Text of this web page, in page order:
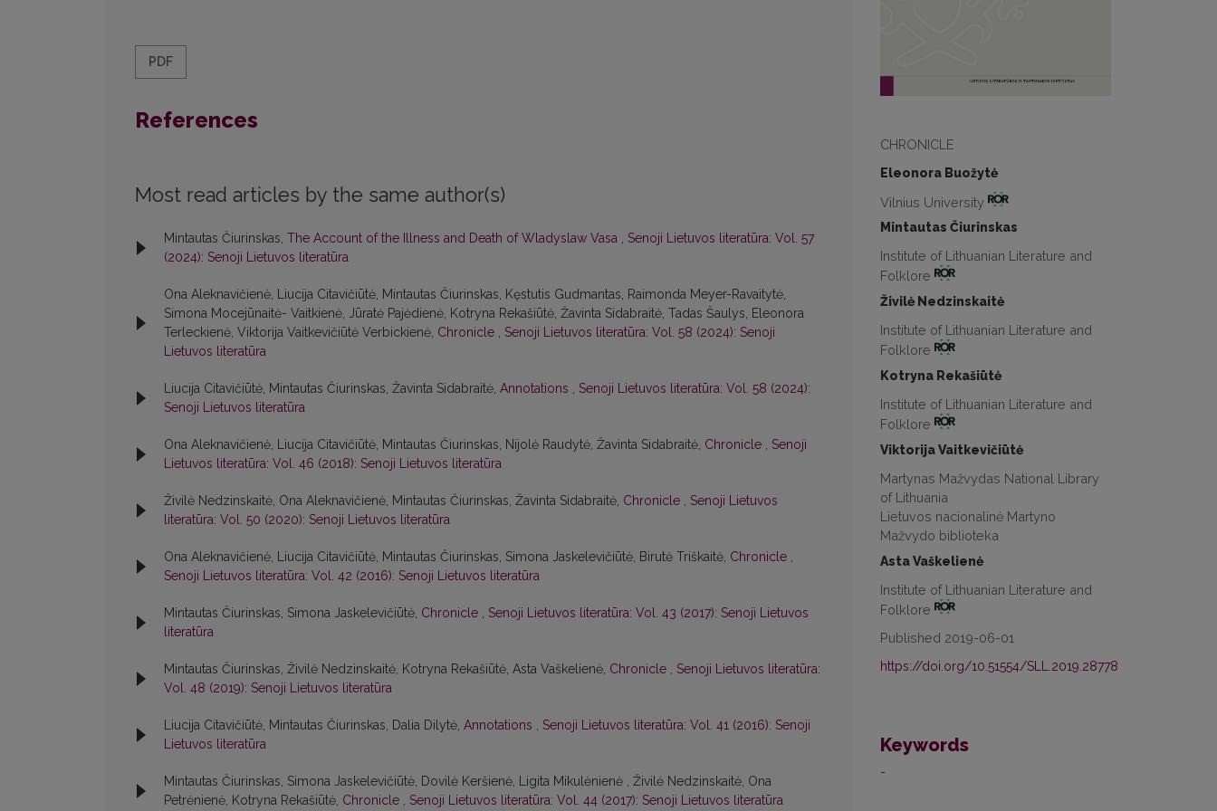
CHRONICLE
Eleonora Buožytė
Vilnius University
Mintautas Čiurinskas
Institute of Lithuanian Literature and
Folklore
Živilė Nedzinskaitė
Institute of Lithuanian Literature and
Folklore
Kotryna Rekašiūtė
Institute of Lithuanian Literature and
Folklore
Viktorija Vaitkevičiūtė
Martynas Mažvydas National Library
of Lithuania
Lietuvos nacionalinė Martyno
Mažvydo biblioteka
Asta Vaškelienė
Institute of Lithuanian Literature and
Folklore
Published 2019-06-01
https://doi.org/10.51554/SLL.2019.28778
Keywords
-
PDF
References
Most read articles by the same author(s)
Mintautas Čiurinskas, The Account of the Illness and Death of Wladyslaw Vasa , Senoji Lietuvos literatūra: Vol. 57
(2024): Senoji Lietuvos literatūra
Ona Aleknavičienė, Liucija Citavičiūtė, Mintautas Čiurinskas, Kęstutis Gudmantas, Raimonda Meyer-Ravaitytė,
Simona Mocejūnaitė- Vaitkienė, Jūratė Pajėdienė, Kotryna Rekašiūtė, Žavinta Sidabraitė, Tadas Šaulys, Eleonora
Terleckienė, Viktorija Vaitkevičiūtė Verbickienė, Chronicle , Senoji Lietuvos literatūra: Vol. 58 (2024): Senoji
Lietuvos literatūra
Liucija Citavičiūtė, Mintautas Čiurinskas, Žavinta Sidabraitė, Annotations , Senoji Lietuvos literatūra: Vol. 58 (2024):
Senoji Lietuvos literatūra
Ona Aleknavičienė, Liucija Citavičiūtė, Mintautas Čiurinskas, Nijolė Raudytė, Žavinta Sidabraitė, Chronicle , Senoji
Lietuvos literatūra: Vol. 46 (2018): Senoji Lietuvos literatūra
Živilė Nedzinskaitė, Ona Aleknavičienė, Mintautas Čiurinskas, Žavinta Sidabraitė, Chronicle , Senoji Lietuvos
literatūra: Vol. 50 (2020): Senoji Lietuvos literatūra
Ona Aleknavičienė, Liucija Citavičiūtė, Mintautas Čiurinskas, Simona Jaskelevičiūtė, Birutė Triškaitė, Chronicle ,
Senoji Lietuvos literatūra: Vol. 42 (2016): Senoji Lietuvos literatūra
Mintautas Čiurinskas, Simona Jaskelevičiūtė, Chronicle , Senoji Lietuvos literatūra: Vol. 43 (2017): Senoji Lietuvos
literatūra
Mintautas Čiurinskas, Živilė Nedzinskaitė, Kotryna Rekašiūtė, Asta Vaškelienė, Chronicle , Senoji Lietuvos literatūra:
Vol. 48 (2019): Senoji Lietuvos literatūra
Liucija Citavičiūtė, Mintautas Čiurinskas, Dalia Dilytė, Annotations , Senoji Lietuvos literatūra: Vol. 41 (2016): Senoji
Lietuvos literatūra
Mintautas Čiurinskas, Simona Jaskelevičiūtė, Dovilė Keršienė, Ligita Mikulėnienė , Živilė Nedzinskaitė, Ona
Petrėnienė, Kotryna Rekašiūtė, Chronicle , Senoji Lietuvos literatūra: Vol. 44 (2017): Senoji Lietuvos literatūra